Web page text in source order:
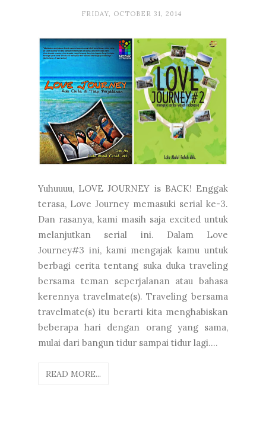
FRIDAY, OCTOBER 31, 2014
Yuhuuuu, LOVE JOURNEY is BACK! Enggak
terasa, Love Journey memasuki serial ke-3.
Dan rasanya, kami masih saja excited untuk
melanjutkan serial ini. Dalam Love
Journey#3 ini, kami mengajak kamu untuk
berbagi cerita tentang suka duka traveling
bersama teman seperjalanan atau bahasa
kerennya travelmate(s). Traveling bersama
travelmate(s) itu berarti kita menghabiskan
beberapa hari dengan orang yang sama,
mulai dari bangun tidur sampai tidur lagi....
READ MORE...